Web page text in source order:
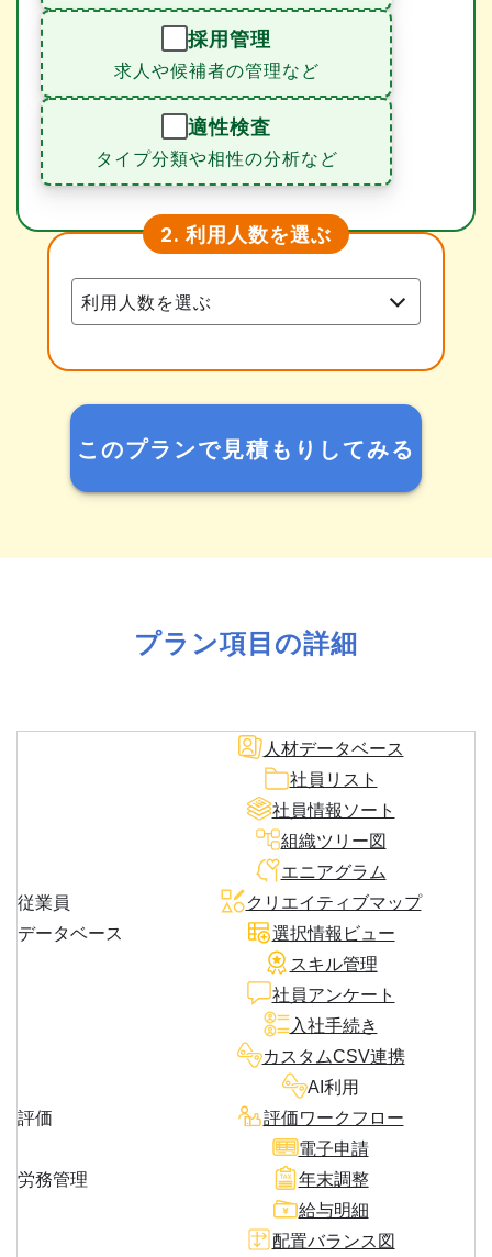
採用管理
求人や候補者の管理など
適性検査
タイプ分類や相性の分析など
2. 利用人数を選ぶ
このプランで見積もりしてみる
プラン項目の詳細
従業員
データベース
人材データベース
社員リスト
社員情報ソート
組織ツリー図
エニアグラム
クリエイティブマップ
選択情報ビュー
スキル管理
社員アンケート
入社手続き
カスタムCSV連携
AI利用
評価
評価ワークフロー
労務管理
電子申請
年末調整
給与明細
配置バランス図